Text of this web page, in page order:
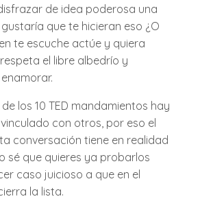
de idea poderosa una
que te hicieran eso ¿O
te escuche actúe y quiera
el libre albedrío y
los 10 TED mandamientos hay
con otros, por eso el
conversación tiene en realidad
sé que quieres ya probarlos
caso juicioso a que en el
la lista.